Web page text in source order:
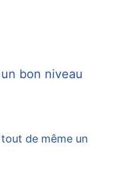
bon niveau
de même un